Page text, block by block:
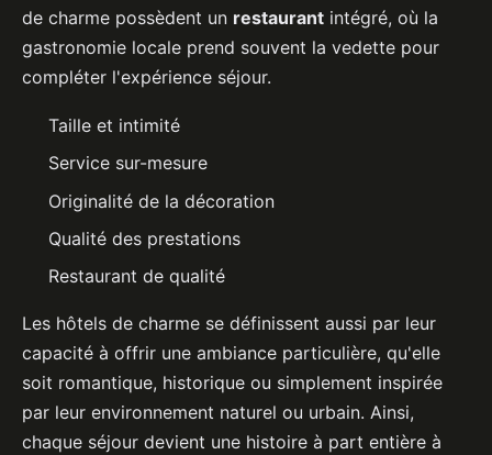
de charme possèdent un restaurant intégré, où la
gastronomie locale prend souvent la vedette pour
compléter l'expérience séjour.
Taille et intimité
Service sur-mesure
Originalité de la décoration
Qualité des prestations
Restaurant de qualité
Les hôtels de charme se définissent aussi par leur
capacité à offrir une ambiance particulière, qu'elle
soit romantique, historique ou simplement inspirée
par leur environnement naturel ou urbain. Ainsi,
chaque séjour devient une histoire à part entière à